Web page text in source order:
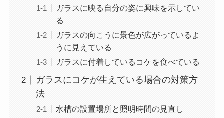
ガラスに映る自分の姿に興味を示してい
る
ガラスの向こうに景色が広がっているよ
うに見えている
ガラスに付着しているコケを食べている
ガラスにコケが生えている場合の対策方
法
水槽の設置場所と照明時間の見直し